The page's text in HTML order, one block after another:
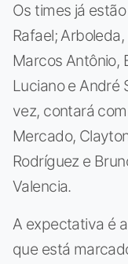
Os times já
Rafael;
Marcos Antônio,
Luciano e André
vez, contará
Mercado,
Rodríguez e
Valencia.
A expectativa é
que está